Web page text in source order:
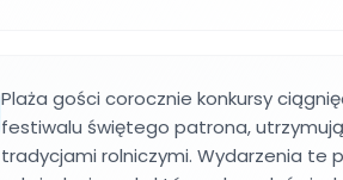
Plaża gości corocznie konkursy
festiwalu świętego patrona,
tradycjami rolniczymi. Wydarzenia te